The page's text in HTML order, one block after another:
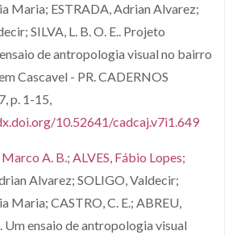
Maria; ESTRADA, Adrian Alvarez;
SILVA, L. B. O. E.. Projeto
de antropologia visual no bairro
Cascavel - PR. CADERNOS
p. 1-15,
10.52641/cadcaj.v7i1.649
A. B.; ALVES, Fábio Lopes;
Alvarez; SOLIGO, Valdecir;
Maria; CASTRO, C. E.; ABREU,
Um ensaio de antropologia visual